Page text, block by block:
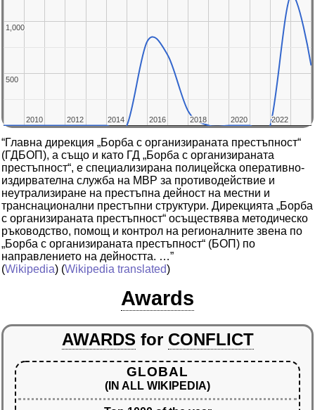
2010
2010 2012
2012 2014
2014 2016
2016 2018
2018 2020
2020 2022
2022
500
500
1,000
1,000
“Главна дирекция „Борба с организираната престъпност“
(ГДБОП), а също и като ГД „Борба с организираната
престъпност“, е специализирана полицейска оперативно-
издирвателна служба на МВР за противодействие и
неутрализиране на престъпна дейност на местни и
транснационални престъпни структури. Дирекцията „Борба
с организираната престъпност“ осъществява методическо
ръководство, помощ и контрол на регионалните звена по
„Борба с организираната престъпност“ (БОП) по
направлението на дейността. …”
(Wikipedia) (Wikipedia translated)
Awards
AWARDS for CONFLICT
GLOBAL
(IN ALL WIKIPEDIA)